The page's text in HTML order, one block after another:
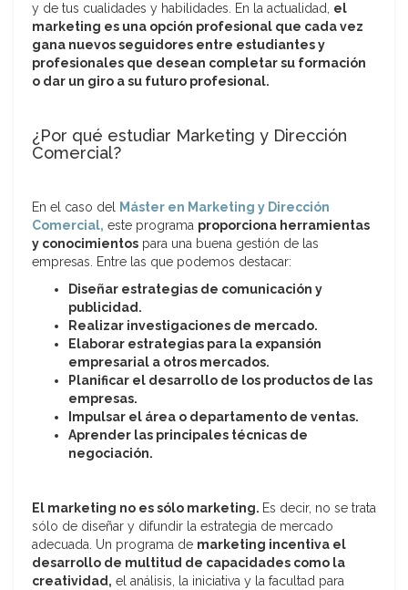
y de tus cualidades y habilidades. En la actualidad, el
marketing es una opción profesional que cada vez
gana nuevos seguidores entre estudiantes y
profesionales que desean completar su formación
o dar un giro a su futuro profesional.
¿Por qué estudiar Marketing y Dirección
Comercial?
En el caso del Máster en Marketing y Dirección
Comercial, este programa proporciona herramientas
y conocimientos para una buena gestión de las
empresas. Entre las que podemos destacar:
Diseñar estrategias de comunicación y
publicidad.
Realizar investigaciones de mercado.
Elaborar estrategias para la expansión
empresarial a otros mercados.
Planificar el desarrollo de los productos de las
empresas.
Impulsar el área o departamento de ventas.
Aprender las principales técnicas de
negociación.
El marketing no es sólo marketing. Es decir, no se trata
sólo de diseñar y difundir la estrategia de mercado
adecuada. Un programa de marketing incentiva el
desarrollo de multitud de capacidades como la
creatividad, el análisis, la iniciativa y la facultad para